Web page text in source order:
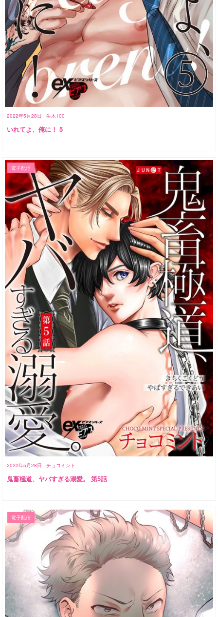
2022年5月28日 生木100
いれてよ、俺に！ 5
2022年5月28日 チョコミント
電子配信
鬼畜極道、ヤバすぎる溺愛。 第5話
電子配信